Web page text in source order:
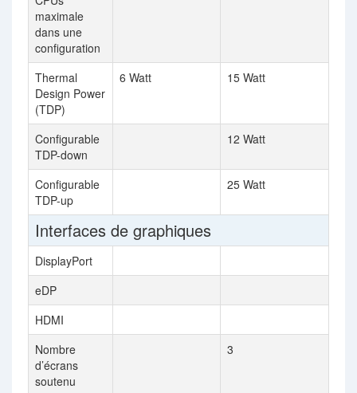
maximale
dans une
configuration
Thermal
Design Power
(TDP)
6 Watt 15 Watt
Configurable
TDP-down
12 Watt
Configurable
TDP-up
25 Watt
Interfaces de graphiques
DisplayPort
eDP
HDMI
Nombre
d’écrans
soutenu
3